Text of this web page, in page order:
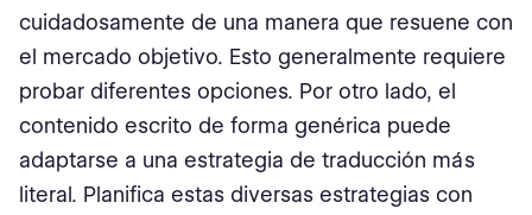
cuidadosamente de una manera que resuene con
el mercado objetivo. Esto generalmente requiere
probar diferentes opciones. Por otro lado, el
contenido escrito de forma genérica puede
adaptarse a una estrategia de traducción más
literal. Planifica estas diversas estrategias con